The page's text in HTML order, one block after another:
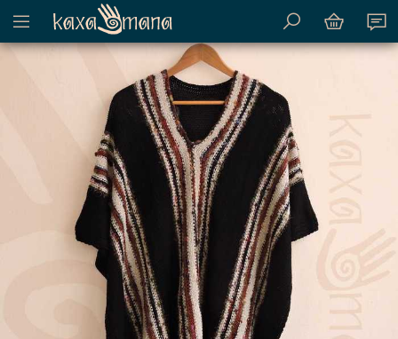
Mostrar menu de conteúdo do site